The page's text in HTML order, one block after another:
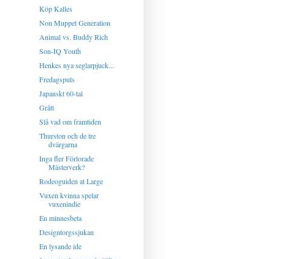
Köp Kalles
Non Muppet Generation
Animal vs. Buddy Rich
Son-IQ Youth
Henkes nya seglarpjuck...
Fredagspuls
Japanskt 60-tal
Grått
Slå vad om framtiden
Thurston och de tre
dvärgarna
Inga fler Förlorade
Mästerverk?
Rodeoguiden at Large
Vuxen kvinna spelar
vuxenindie
En minnesbeta
Designtorgssjukan
En lysande ide